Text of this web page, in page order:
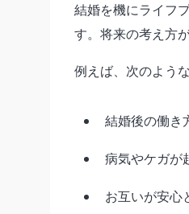
結婚を機にライフ
す。将来の考え方
例えば、次のよう
結婚後の働き
病気やケガが
お互いが安心